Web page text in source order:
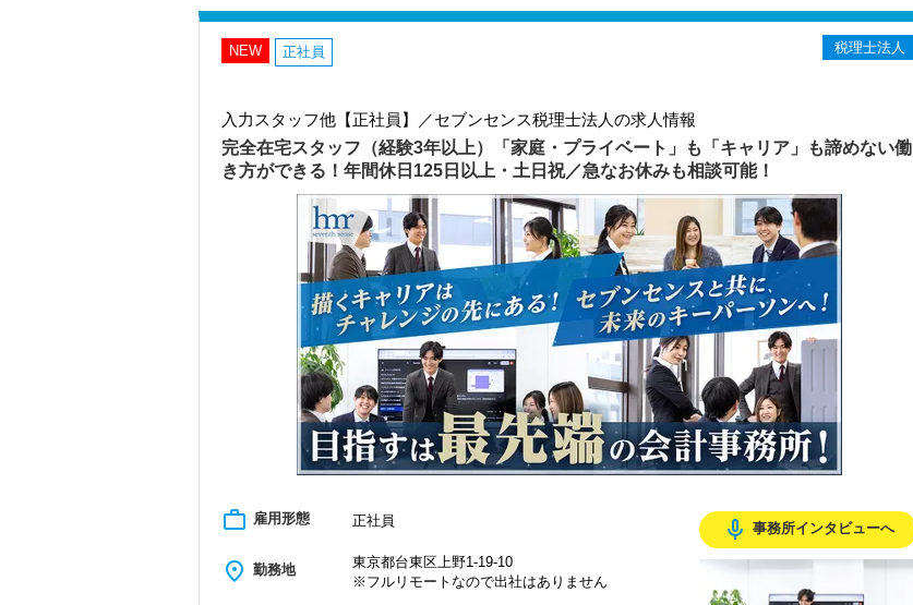
・クライアント2500社以上
・9割が紹介の安定基盤
・一般企業～医療・学校法人まで対応
・相続／事業承継／M&Aにも対応
＜成長中の税理士法人＞
・全国14拠点で事業展開
・従業員240名以上に拡大
・会計・税務・財務・労務まで対応
・専門家が在籍しワンストップ支援
＜学びを後押し＞
・書籍購入費／研修費は全額会社負担
・隔月で税法・実務の学習会あり
・資格取得を目指す社員が多数
＜募集の背景＞
・事業拡大に伴う増員募集
・組織力強化に向けた採用
・将来の中核人材を募集
＜先輩スタッフの声＞
A. さまざまな業務を任せてもらえるので、以前より成長スピードが上がったと感じています。
NEW 正社員 税理士法人
入力スタッフ他【正社員】／セブンセンス税理士法人の求人情報
完全在宅スタッフ（経験3年以上）「家庭・プライベート」も「キャリア」も諦めない働
き方ができる！年間休日125日以上・土日祝／急なお休みも相談可能！
work_outline 雇用形態 正社員
place 勤務地
東京都台東区上野1-19-10
※フルリモートなので出社はありません
mic_none 事務所インタビューへ